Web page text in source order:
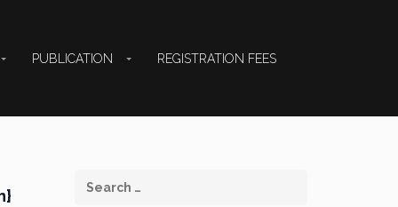
PUBLICATION REGISTRATION FEES